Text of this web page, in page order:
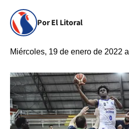
Por El Litoral
Miércoles, 19 de enero de 2022